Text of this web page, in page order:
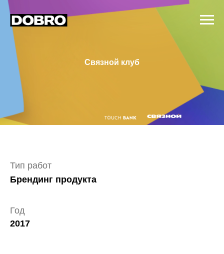
Связной клуб
Тип работ
Брендинг продукта
Год
2017